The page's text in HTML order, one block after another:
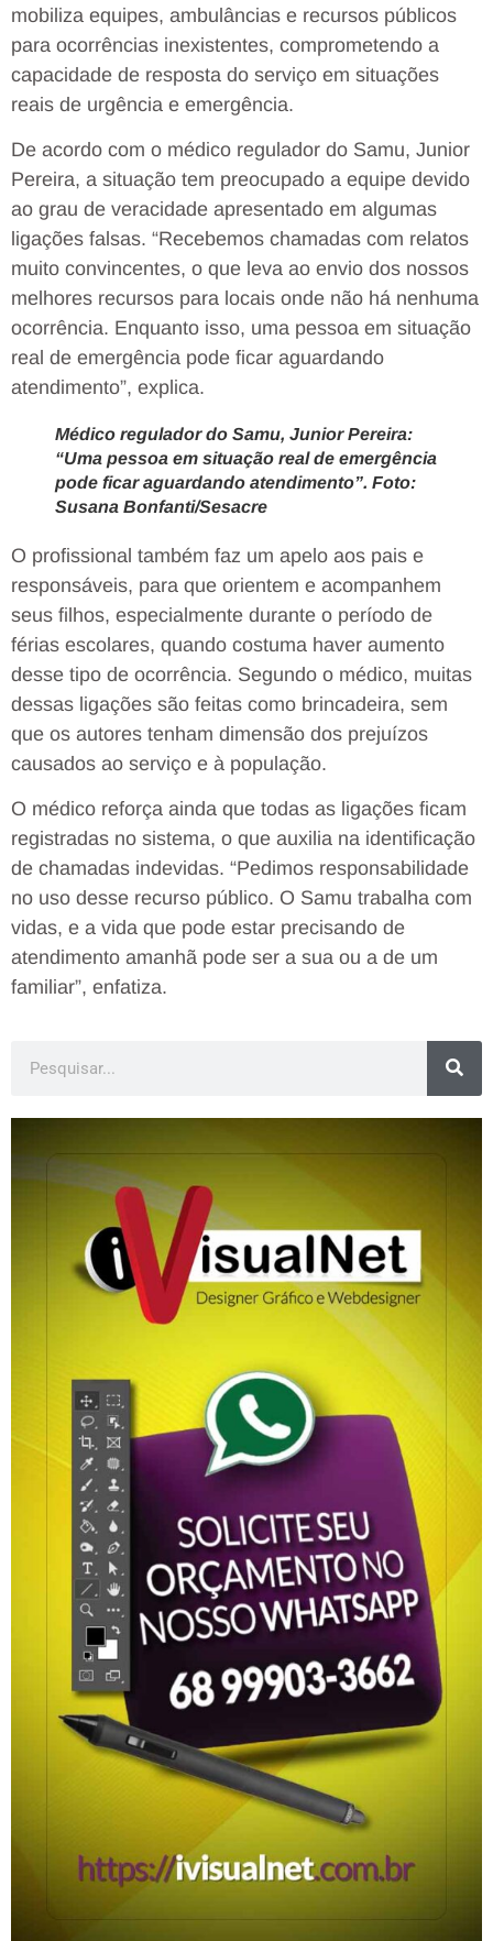
mobiliza equipes, ambulâncias e recursos públicos
para ocorrências inexistentes, comprometendo a
capacidade de resposta do serviço em situações
reais de urgência e emergência.
De acordo com o médico regulador do Samu, Junior
Pereira, a situação tem preocupado a equipe devido
ao grau de veracidade apresentado em algumas
ligações falsas. “Recebemos chamadas com relatos
muito convincentes, o que leva ao envio dos nossos
melhores recursos para locais onde não há nenhuma
ocorrência. Enquanto isso, uma pessoa em situação
real de emergência pode ficar aguardando
atendimento”, explica.
Médico regulador do Samu, Junior Pereira:
“Uma pessoa em situação real de emergência
pode ficar aguardando atendimento”. Foto:
Susana Bonfanti/Sesacre
O profissional também faz um apelo aos pais e
responsáveis, para que orientem e acompanhem
seus filhos, especialmente durante o período de
férias escolares, quando costuma haver aumento
desse tipo de ocorrência. Segundo o médico, muitas
dessas ligações são feitas como brincadeira, sem
que os autores tenham dimensão dos prejuízos
causados ao serviço e à população.
O médico reforça ainda que todas as ligações ficam
registradas no sistema, o que auxilia na identificação
de chamadas indevidas. “Pedimos responsabilidade
no uso desse recurso público. O Samu trabalha com
vidas, e a vida que pode estar precisando de
atendimento amanhã pode ser a sua ou a de um
familiar”, enfatiza.